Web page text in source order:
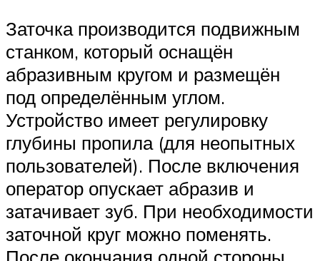
Заточка производится подвижным
станком, который оснащён
абразивным кругом и размещён
под определённым углом.
Устройство имеет регулировку
глубины пропила (для неопытных
пользователей). После включения
оператор опускает абразив и
затачивает зуб. При необходимости
заточной круг можно поменять.